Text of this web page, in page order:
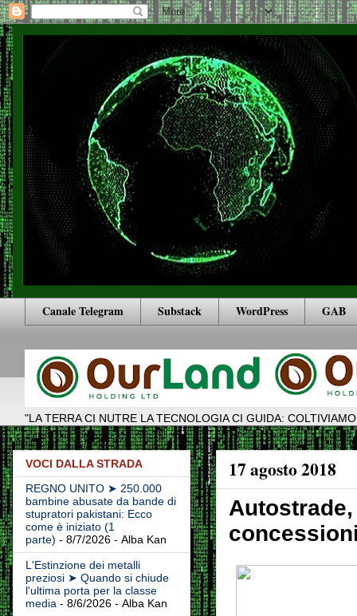
Canale Telegram Substack WordPress GAB
"LA TERRA CI NUTRE LA TECNOLOGIA CI GUIDA:
17 agosto 2018
VOCI DALLA STRADA
REGNO UNITO ➤ 250.000
bambine abusate da bande di
stupratori pakistani: Ecco
come è iniziato (1
parte) - 8/7/2026 - Alba Kan
L'Estinzione dei metalli
preziosi ➤ Quando si chiude
l'ultima porta per la classe
media - 8/6/2026 - Alba Kan